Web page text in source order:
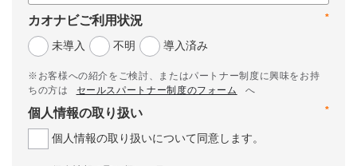
*
カオナビご利用状況
未導入
不明 導入済み
※お客様への紹介をご検討、またはパートナー制度に興味をお持
ちの方は
セールスパートナー制度のフォーム
へ
*
個人情報の取り扱い
個人情報の取り扱いについて同意します。